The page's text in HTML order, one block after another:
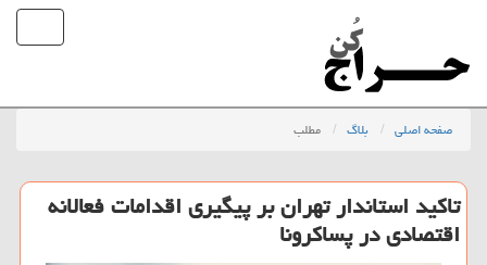
صفحه اصلی بلاگ مطلب
تاكید استاندار تهران بر پیگیری اقدامات فعالانه
اقتصادی در پساكرونا